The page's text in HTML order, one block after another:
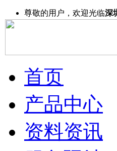
尊敬的用户，欢迎光临深
首页
产品中心
资料资讯